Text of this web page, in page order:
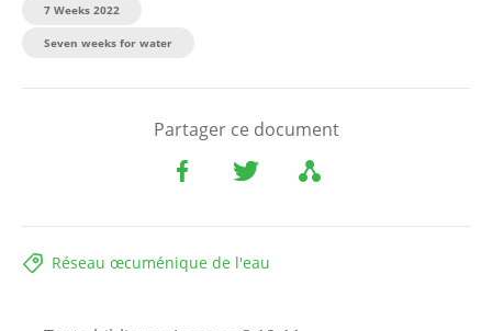
7 Weeks 2022
Seven weeks for water
Partager ce document
Réseau œcuménique de l'eau